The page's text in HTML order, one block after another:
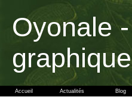
Oyonale
Accueil Actualités Blog